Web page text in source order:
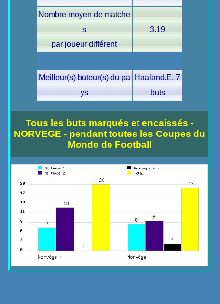
Nombre moyen de matche
s
par joueur différent
3.19
Meilleur(s) buteur(s) du pa
ys
Haaland.E, 7
buts
Tous les buts marqués et encaissés -
NORVEGE - pendant toutes les Coupes du
Monde de Football